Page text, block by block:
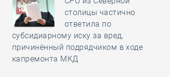
столицы частично
ответила по
субсидиарному иску за вред,
причинённый подрядчиком в ходе
капремонта МКД